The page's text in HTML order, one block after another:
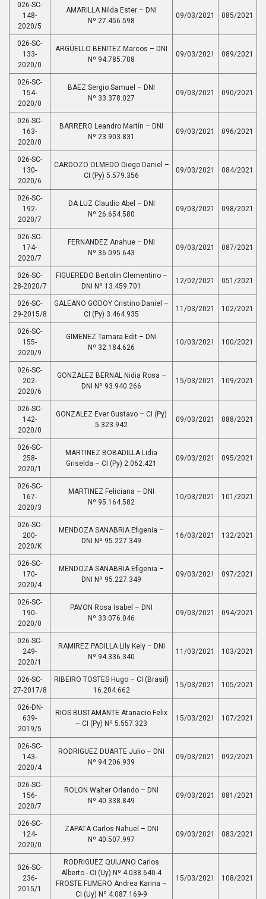
026-SC-
148-
2020/5
AMARILLA Nilda Ester – DNI
Nº 27.456.598
09/03/2021 085/2021
026-SC-
133-
2020/0
ARGÜELLO BENITEZ Marcos – DNI
Nº 94.785.708
09/03/2021 089/2021
026-SC-
154-
2020/0
BAEZ Sergio Samuel – DNI
Nº 33.378.027
09/03/2021 090/2021
026-SC-
163-
2020/0
BARRERO Leandro Martín – DNI
Nº 23.903.831
09/03/2021 096/2021
026-SC-
130-
2020/6
CARDOZO OLMEDO Diego Daniel –
CI (Py) 5.579.356
09/03/2021 084/2021
026-SC-
192-
2020/7
DA LUZ Claudio Abel – DNI
Nº 26.654.580
09/03/2021 098/2021
026-SC-
174-
2020/7
FERNANDEZ Anahue – DNI
Nº 36.095.643
09/03/2021 087/2021
026-SC-
28-2020/7
FIGUEREDO Bertolin Clementino –
DNI Nº 13.459.701
12/02/2021 051/2021
026-SC-
29-2015/8
GALEANO GODOY Cristino Daniel –
CI (Py) 3.464.935
11/03/2021 102/2021
026-SC-
155-
2020/9
GIMENEZ Tamara Edit – DNI
Nº 32.184.626
10/03/2021 100/2021
026-SC-
202-
2020/6
GONZALEZ BERNAL Nidia Rosa –
DNI Nº 93.940.266
15/03/2021 109/2021
026-SC-
142-
2020/0
GONZALEZ Ever Gustavo – CI (Py)
5.323.942
09/03/2021 088/2021
026-SC-
258-
2020/1
MARTINEZ BOBADILLA Lidia
Griselda – CI (Py) 2.062.421
09/03/2021 095/2021
026-SC-
167-
2020/3
MARTINEZ Feliciana – DNI
Nº 95.164.582
10/03/2021 101/2021
026-SC-
200-
2020/K
MENDOZA SANABRIA Efigenia –
DNI Nº 95.227.349
16/03/2021 132/2021
026-SC-
170-
2020/4
MENDOZA SANABRIA Efigenia –
DNI Nº 95.227.349
09/03/2021 097/2021
026-SC-
190-
2020/0
PAVON Rosa Isabel – DNI
Nº 33.076.046
09/03/2021 094/2021
026-SC-
249-
2020/1
RAMIREZ PADILLA Lily Kely – DNI
Nº 94.336.340
11/03/2021 103/2021
026-SC-
27-2017/8
RIBEIRO TOSTES Hugo – CI (Brasil)
16.204.662
15/03/2021 105/2021
026-DN-
639-
2019/5
RIOS BUSTAMANTE Atanacio Felix
– CI (Py) Nº 5.557.323
15/03/2021 107/2021
026-SC-
143-
2020/4
RODRIGUEZ DUARTE Julio – DNI
Nº 94.206.939
09/03/2021 092/2021
026-SC-
156-
2020/7
ROLON Walter Orlando – DNI
Nº 40.338.849
09/03/2021 081/2021
026-SC-
124-
2020/0
ZAPATA Carlos Nahuel – DNI
Nº 40.507.997
09/03/2021 083/2021
026-SC-
236-
2015/1
RODRIGUEZ QUIJANO Carlos
Alberto - CI (Uy) Nº 4.038.640-4
FROSTE FUMERO Andrea Karina –
CI (Uy) Nº 4.087.169-9
15/03/2021 108/2021